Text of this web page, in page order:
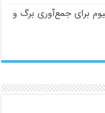
برای جمع‌آوری برگ و